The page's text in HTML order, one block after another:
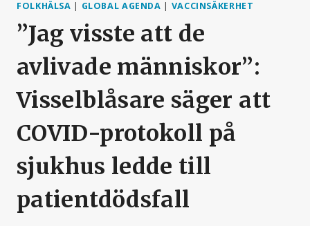
FOLKHÄLSA | GLOBAL AGENDA | VACCINSÄKERHET
”Jag visste att de
avlivade människor”:
Visselblåsare säger att
COVID-protokoll på
sjukhus ledde till
patientdödsfall